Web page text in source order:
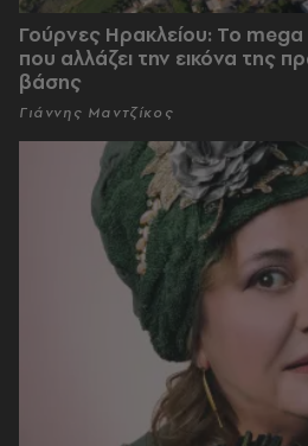
Γούρνες Ηρακλείου: To
που αλλάζει την εικόνα της
βάσης
Γιάννης Μαντζίκος